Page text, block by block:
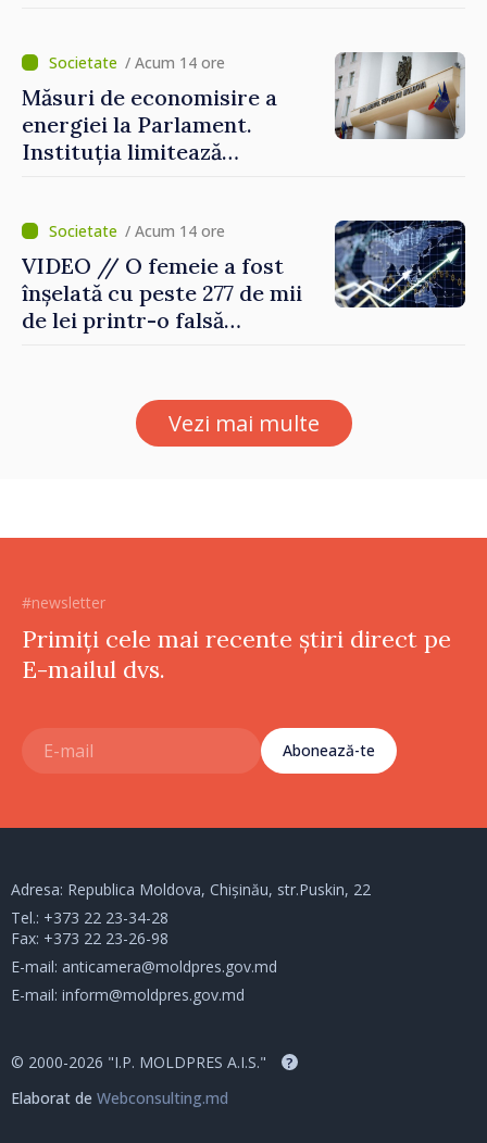
/ Acum 14 ore
Măsuri de economisire a
energiei la Parlament.
Instituția limitează
/ Acum 14 ore
VIDEO // O femeie a fost
înșelată cu peste 277 de mii
de lei printr-o falsă
Vezi mai multe
#newsletter
Primiți cele mai recente știri direct pe
E-mailul dvs.
Abonează-te
Adresa: Republica Moldova, Chișinău, str.Puskin, 22
Tel.: +373 22 23-34-28
Fax: +373 22 23-26-98
E-mail: anticamera@moldpres.gov.md
E-mail: inform@moldpres.gov.md
© 2000-2026 "I.P. MOLDPRES A.I.S." ?
Elaborat de Webconsulting.md